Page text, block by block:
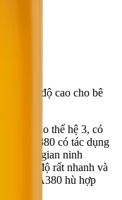
cường độ cao cho bê
tầm cao thế hệ 3, có
A380 có tác dụng
thời gian ninh
cường độ rất nhanh và
A380 hù hợp